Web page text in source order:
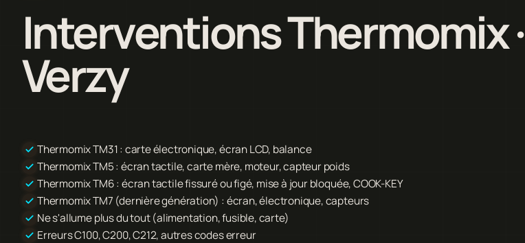
Interventions Thermomix ·
Verzy
Thermomix TM31 : carte électronique, écran LCD, balance
Thermomix TM5 : écran tactile, carte mère, moteur, capteur poids
Thermomix TM6 : écran tactile fissuré ou figé, mise à jour bloquée, COOK-KEY
Thermomix TM7 (dernière génération) : écran, électronique, capteurs
Ne s'allume plus du tout (alimentation, fusible, carte)
Erreurs C100, C200, C212, autres codes erreur